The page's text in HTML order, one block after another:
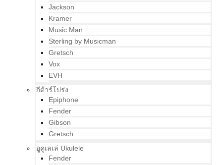
Jackson
Kramer
Music Man
Sterling by Musicman
Gretsch
Vox
EVH
กีต้าร์โปร่ง
Epiphone
Fender
Gibson
Gretsch
อูคูเลเล่ Ukulele
Fender